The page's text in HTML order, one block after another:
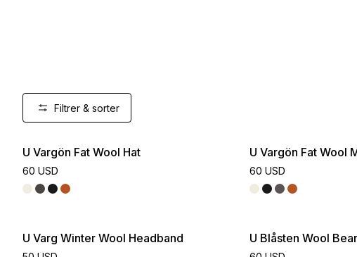
Filtrer & sorter
U Vargön Fat Wool Hat
60 USD
U Vargön Fat Wool
60 USD
U Varg Winter Wool Headband U Blåsten Wool